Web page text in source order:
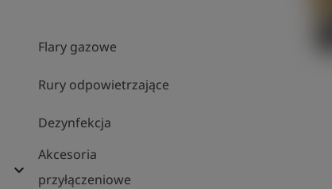
Flary gazowe
Rury odpowietrzające
Dezynfekcja
expand_more
Akcesoria
przyłączeniowe